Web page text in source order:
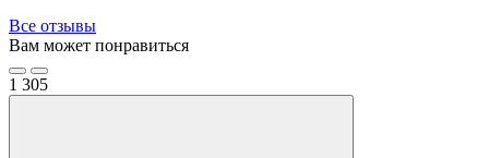
Все отзывы
Вам может понравиться
1 305